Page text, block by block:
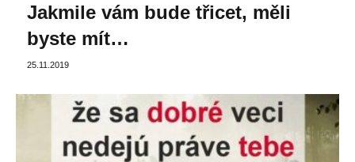
Jakmile vám bude třicet, měli
byste mít…
25.11.2019